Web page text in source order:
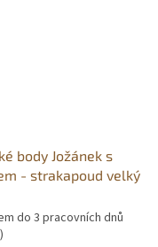
body Jožánek s
- strakapoud velký
do 3 pracovních dnů